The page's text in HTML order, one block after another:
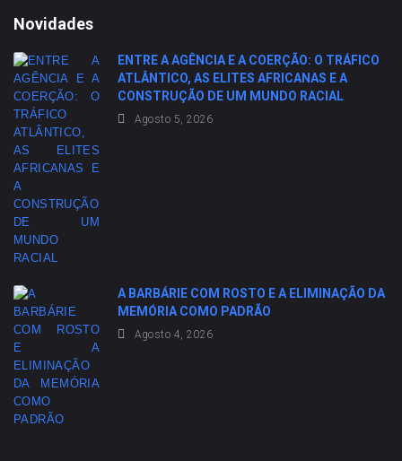
Novidades
ENTRE A AGÊNCIA E A COERÇÃO: O TRÁFICO
ATLÂNTICO, AS ELITES AFRICANAS E A
CONSTRUÇÃO DE UM MUNDO RACIAL
Agosto 5, 2026
A BARBÁRIE COM ROSTO E A ELIMINAÇÃO DA
MEMÓRIA COMO PADRÃO
Agosto 4, 2026